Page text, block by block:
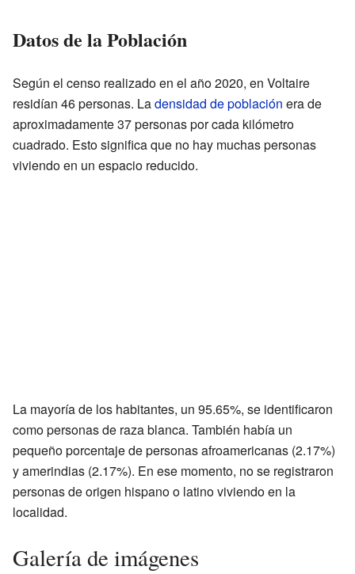
Datos de la Población
Según el censo realizado en el año 2020, en Voltaire
residían 46 personas. Ladensidad de población era de
aproximadamente 37 personas por cada kilómetro
cuadrado. Esto significa que no hay muchas personas
viviendo en un espacio reducido.
La mayoría de los habitantes, un 95.65%, se identificaron
como personas de raza blanca. También había un
pequeño porcentaje de personas afroamericanas (2.17%)
y amerindias (2.17%). En ese momento, no se registraron
personas de origen hispano o latino viviendo en la
localidad.
Galería de imágenes